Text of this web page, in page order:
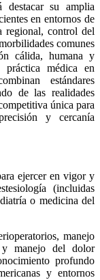
destacar su amplia
en entornos de
regional, control del
comunes
cálida, humana y
médica en
estándares
de las realidades
única para
y cercanía
ejercer en vigor y
(incluidas
o medicina del
manejo
y manejo del dolor
profundo
y entornos